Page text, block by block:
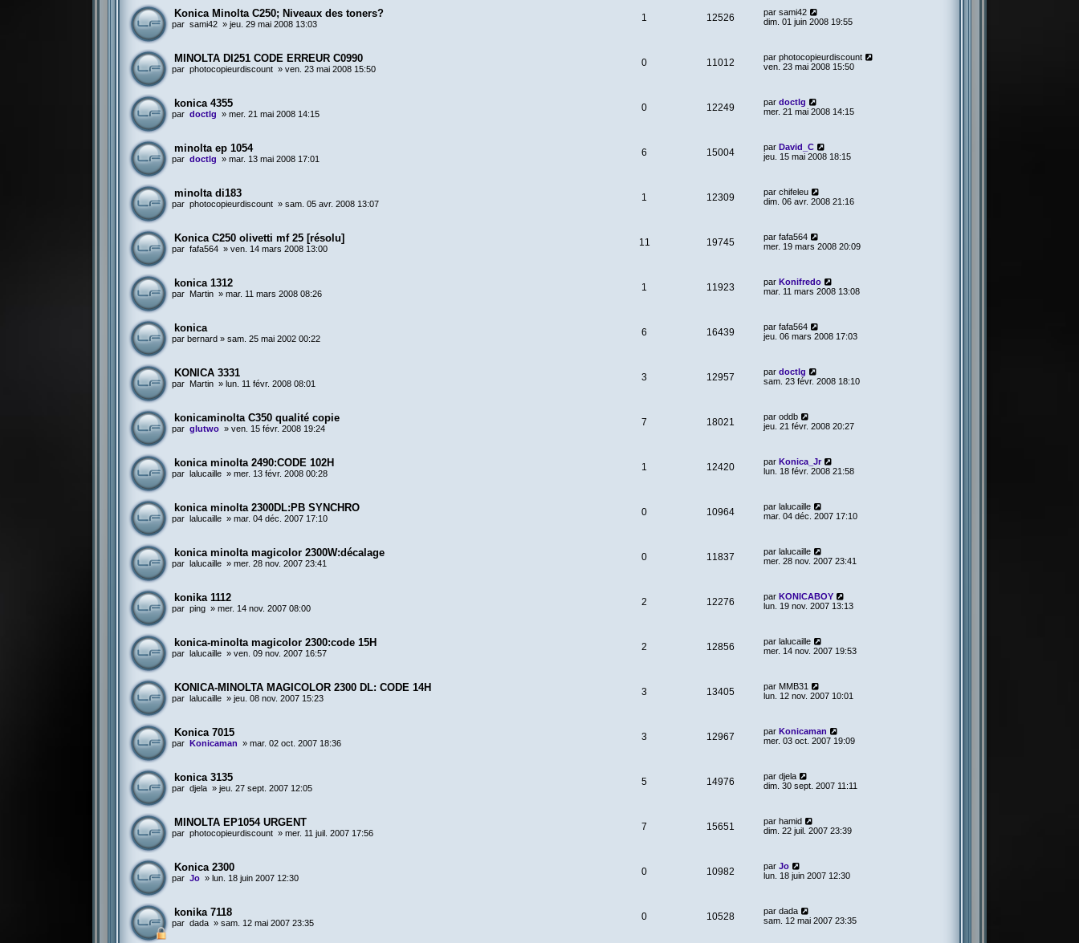
Konica Minolta C250; Niveaux des toners?
par sami42 »jeu. 29 mai 2008 13:03
1 12526 par sami42
dim. 01 juin 2008 19:55
MINOLTA DI251 CODE ERREUR C0990
par photocopieurdiscount »ven. 23 mai 2008 15:50
0 11012 par photocopieurdiscount
ven. 23 mai 2008 15:50
konica 4355
par doctlg »mer. 21 mai 2008 14:15
0 12249 par doctlg
mer. 21 mai 2008 14:15
minolta ep 1054
par doctlg »mar. 13 mai 2008 17:01
6 15004 par David_C
jeu. 15 mai 2008 18:15
minolta di183
par photocopieurdiscount »sam. 05 avr. 2008 13:07
1 12309 par chifeleu
dim. 06 avr. 2008 21:16
Konica C250 olivetti mf 25 [résolu]
par fafa564 »ven. 14 mars 2008 13:00
11 19745 par fafa564
mer. 19 mars 2008 20:09
konica 1312
par Martin »mar. 11 mars 2008 08:26
1 11923 par Konifredo
mar. 11 mars 2008 13:08
konica
par bernard »sam. 25 mai 2002 00:22
6 16439 par fafa564
jeu. 06 mars 2008 17:03
KONICA 3331
par Martin » lun. 11 févr. 2008 08:01
3 12957 par doctlg
sam. 23 févr. 2008 18:10
konicaminolta C350 qualité copie
par glutwo »ven. 15 févr. 2008 19:24
7 18021 par oddb
jeu. 21 févr. 2008 20:27
konica minolta 2490:CODE 102H
par lalucaille »mer. 13 févr. 2008 00:28
1 12420 par Konica_Jr
lun. 18 févr. 2008 21:58
konica minolta 2300DL:PB SYNCHRO
par lalucaille »mar. 04 déc. 2007 17:10
0 10964 par lalucaille
mar. 04 déc. 2007 17:10
konica minolta magicolor 2300W:décalage
par lalucaille »mer. 28 nov. 2007 23:41
0 11837 par lalucaille
mer. 28 nov. 2007 23:41
konika 1112
par ping »mer. 14 nov. 2007 08:00
2 12276 par KONICABOY
lun. 19 nov. 2007 13:13
konica-minolta magicolor 2300:code 15H
par lalucaille »ven. 09 nov. 2007 16:57
2 12856 par lalucaille
mer. 14 nov. 2007 19:53
KONICA-MINOLTA MAGICOLOR 2300 DL: CODE 14H
par lalucaille »jeu. 08 nov. 2007 15:23
3 13405 par MMB31
lun. 12 nov. 2007 10:01
Konica 7015
par Konicaman »mar. 02 oct. 2007 18:36
3 12967 par Konicaman
mer. 03 oct. 2007 19:09
konica 3135
par djela »jeu. 27 sept. 2007 12:05
5 14976 par djela
dim. 30 sept. 2007 11:11
MINOLTA EP1054 URGENT
par photocopieurdiscount »mer. 11 juil. 2007 17:56
7 15651 par hamid
dim. 22 juil. 2007 23:39
Konica 2300
par Jo » lun. 18 juin 2007 12:30
0 10982 par Jo
lun. 18 juin 2007 12:30
konika 7118
par dada »sam. 12 mai 2007 23:35
0 10528 par dada
sam. 12 mai 2007 23:35